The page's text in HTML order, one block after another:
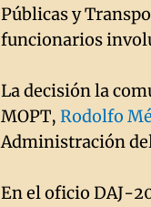
Públicas y
funcionarios
La decisión la
MOPT, Rodolfo
Administración
En el oficio DAJ-